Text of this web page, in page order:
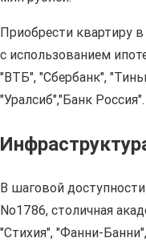
Приобрести квартиру
с использованием
"ВТБ", "Сбербанк",
"Уралсиб","Банк Россия".
В шаговой
No1786, столичная
"Стихия", "Фанни-